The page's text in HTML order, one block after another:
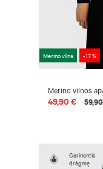
Merino vilna -17 %
Merino vilnos
49,90 €
Garinantis
drėgmę